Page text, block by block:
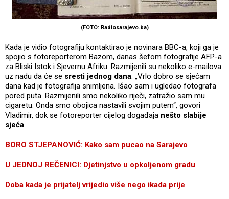
(FOTO: Radiosarajevo.ba)
Kada je vidio fotografiju kontaktirao je novinara BBC-a, koji ga je
spojio s fotoreporterom Bazom, danas šefom fotografije AFP-a
za Bliski Istok i Sjevernu Afriku. Razmijenili su nekoliko e-mailova
uz nadu da će se sresti jednog dana. „Vrlo dobro se sjećam
dana kad je fotografija snimljena. Išao sam i ugledao fotografa
pored puta. Razmijenili smo nekoliko riječi, zatražio sam mu
cigaretu. Onda smo obojica nastavili svojim putem“, govori
Vladimir, dok se fotoreporter cijelog događaja nešto slabije
sjeća.
BORO STJEPANOVIĆ: Kako sam pucao na Sarajevo
U JEDNOJ REČENICI: Djetinjstvo u opkoljenom gradu
Doba kada je prijatelj vrijedio više nego ikada prije